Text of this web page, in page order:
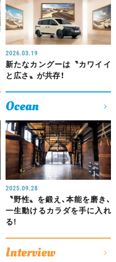
2026.03.19
新たなカングーは〝カワイイ
と広さ〟が共存！
Ocean
2025.09.28
〝野性〟を鍛え、本能を磨き、
一生動けるカラダを手に入れ
る!
Interview